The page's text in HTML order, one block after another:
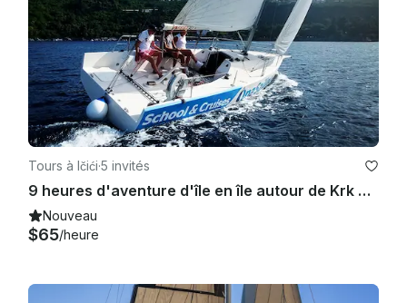
Tours à Ičići·5 invités
9 heures d'aventure d'île en île autour de Krk et de Cres
Nouveau
$65/heure